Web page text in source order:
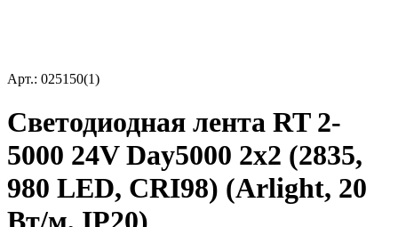
Арт.: 025150(1)
Светодиодная лента RT 2-
5000 24V Day5000 2x2 (2835,
980 LED, CRI98) (Arlight, 20